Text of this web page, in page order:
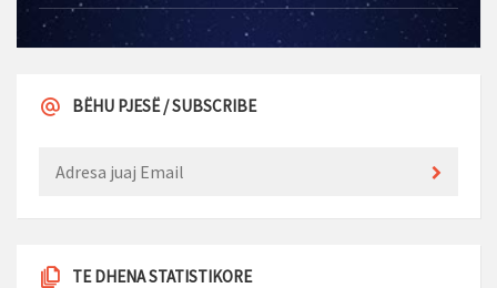
BËHU PJESË / SUBSCRIBE
TE DHENA STATISTIKORE